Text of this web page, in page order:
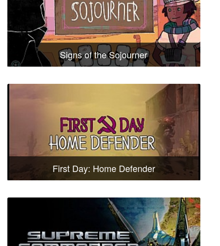
Signs of the Sojourner
First Day: Home Defender